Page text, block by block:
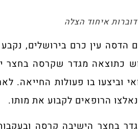
איחוד הצלה
כתוצאה מגדר שקרסה
וביצעו בו פעולות
הרופאים לקבוע את מותו.